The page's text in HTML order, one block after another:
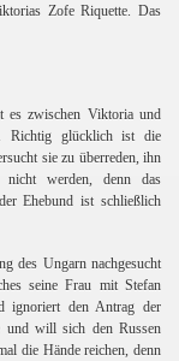
Zofe Riquette. Das
es zwischen Viktoria und
Richtig glücklich ist die
sie zu überreden, ihn
werden, denn das
Ehebund ist schließlich
des Ungarn nachgesucht
seine Frau mit Stefan
ignoriert den Antrag der
und will sich den Russen
die Hände reichen, denn